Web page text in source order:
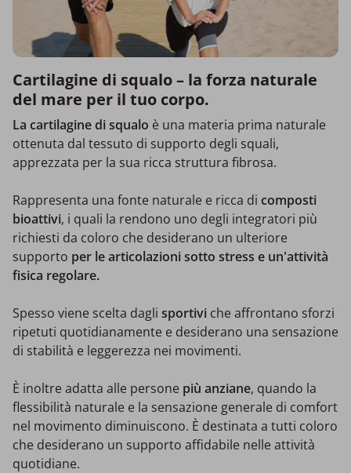
Cartilagine di squalo – la forza naturale
del mare per il tuo corpo.
La cartilagine di squalo è una materia prima naturale
ottenuta dal tessuto di supporto degli squali,
apprezzata per la sua ricca struttura fibrosa.
Rappresenta una fonte naturale e ricca di composti
bioattivi, i quali la rendono uno degli integratori più
richiesti da coloro che desiderano un ulteriore
supporto per le articolazioni sotto stress e un'attività
fisica regolare.
Spesso viene scelta dagli sportivi che affrontano sforzi
ripetuti quotidianamente e desiderano una sensazione
di stabilità e leggerezza nei movimenti.
È inoltre adatta alle persone più anziane, quando la
flessibilità naturale e la sensazione generale di comfort
nel movimento diminuiscono. È destinata a tutti coloro
che desiderano un supporto affidabile nelle attività
quotidiane.